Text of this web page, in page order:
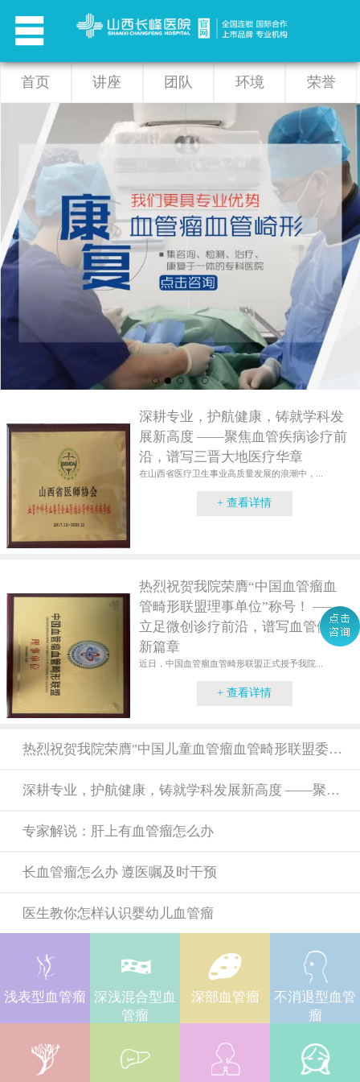
首页 讲座 团队 环境 荣誉
深耕专业，护航健康，铸就学科发
展新高度 ——聚焦血管疾病诊疗前
沿，谱写三晋大地医疗华章
在山西省医疗卫生事业高质量发展的浪潮中，...
+ 查看详情
热烈祝贺我院荣膺“中国血管瘤血
管畸形联盟理事单位”称号！ ——
立足微创诊疗前沿，谱写血管健康
新篇章
近日，中国血管瘤血管畸形联盟正式授予我院...
+ 查看详情
热烈祝贺我院荣膺"中国儿童血管瘤血管畸形联盟委员单位"称号！ ——携手共筑儿童血管健康新未来
深耕专业，护航健康，铸就学科发展新高度 ——聚焦血管疾病诊疗前沿，谱写三晋大地医疗华章
专家解说：肝上有血管瘤怎么办
长血管瘤怎么办 遵医嘱及时干预
医生教你怎样认识婴幼儿血管瘤
浅表型血管瘤
深浅混合型血
管瘤
深部血管瘤
不消退型血管
瘤